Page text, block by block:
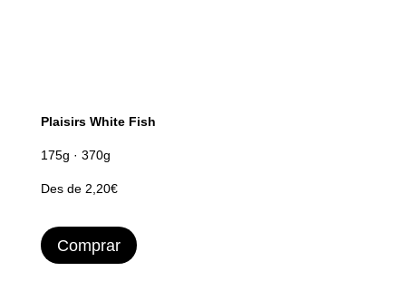
Plaisirs White Fish
175g · 370g
Des de 2,20€
Comprar